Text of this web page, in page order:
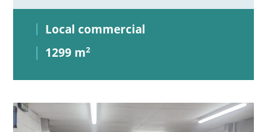
Local commercial
1299 m2